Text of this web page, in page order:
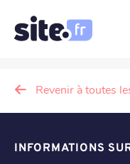
Revenir à toutes
INFORMATIONS